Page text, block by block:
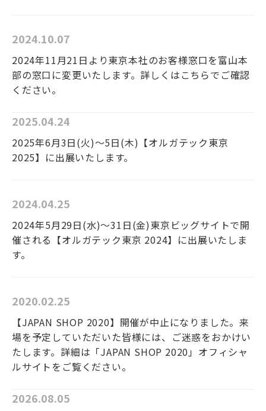
2024.10.07
2024年11月21日より東京本社のお客様窓口を富山本
部の窓口に変更いたします。詳しくはこちらでご確認
ください。
2025.04.24
2025年6月3日(火)～5日(木)【オルガテック東京
2025】に出展いたします。
2024.04.25
2024年5月29日(水)～31日(金)東京ビッグサイトで開
催される【オルガテック東京 2024】に出展いたしま
す。
2020.02.25
【JAPAN SHOP 2020】開催が中止になりました。来
場を予定していただいた皆様には、ご迷惑をおかけい
たします。詳細は「JAPAN SHOP 2020」オフィシャ
ルサイトをご覧ください。
2026.08.05